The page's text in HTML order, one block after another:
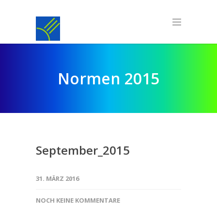
Normen 2015
September_2015
31. MÄRZ 2016
NOCH KEINE KOMMENTARE